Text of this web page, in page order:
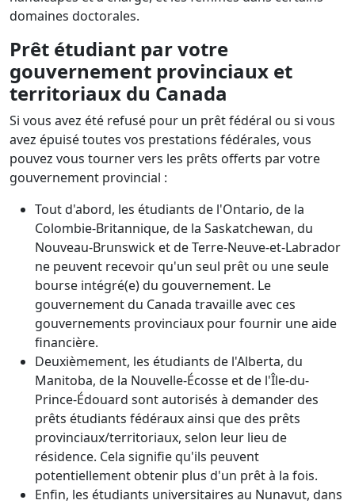
domaines doctorales.
Prêt étudiant par votre
gouvernement provinciaux et
territoriaux du Canada
Si vous avez été refusé pour un prêt fédéral ou si vous
avez épuisé toutes vos prestations fédérales, vous
pouvez vous tourner vers les prêts offerts par votre
gouvernement provincial :
Tout d'abord, les étudiants de l'Ontario, de la
Colombie-Britannique, de la Saskatchewan, du
Nouveau-Brunswick et de Terre-Neuve-et-Labrador
ne peuvent recevoir qu'un seul prêt ou une seule
bourse intégré(e) du gouvernement. Le
gouvernement du Canada travaille avec ces
gouvernements provinciaux pour fournir une aide
financière.
Deuxièmement, les étudiants de l'Alberta, du
Manitoba, de la Nouvelle-Écosse et de l'Île-du-
Prince-Édouard sont autorisés à demander des
prêts étudiants fédéraux ainsi que des prêts
provinciaux/territoriaux, selon leur lieu de
résidence. Cela signifie qu'ils peuvent
potentiellement obtenir plus d'un prêt à la fois.
Enfin, les étudiants universitaires au Nunavut, dans